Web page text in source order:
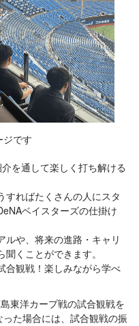
ジです
を通して楽しく打ち解ける
すればたくさんの人にスタ
ベイスターズの仕掛け
ルや、将来の進路・キャリ
くことができます。
合観戦！楽しみながら学べ
東洋カープ戦の試合観戦を
た場合には、試合観戦の振